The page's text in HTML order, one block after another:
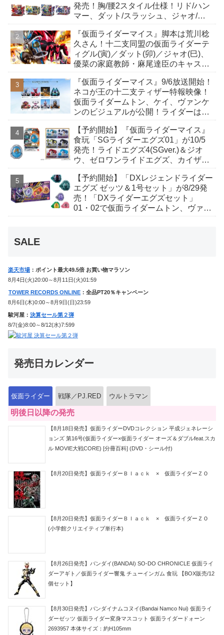
発売！胸/腰2スタイル仕様！リド/ハン
マー、ダット/スラッシュ、ジャオ/バ
も！
『仮面ライダーマイス』脚本は荒川稔
久さん！十二支同盟の仮面ライダーテ
ィグル(寅)／ダット(卯)／ジャオ(巳)、
優菜の家庭教師・麻尾達臣のキャスト
んも変身！
『仮面ライダーマイス』9/6放送開始！
ネコが王の十二支ティザー特報映像！
仮面ライダームトン、ケイ、ヴァンケ
ンのビジュアルが公開！ライダーは子
【予約開始】『仮面ライダーマイス』
食玩「SGライダーエグズ01」が10/5
発売！ライドエグズ4(SGver.)＆ジオ
ウ、ゼロワンライドエグズ、カイザ、
【予約開始】「DXレジェンドライダー
エグズ ゼッツ＆1号セット」が8/29発
売！「DXライダーエグズセット」
01・02で仮面ライダームトン、ヴァン
SALE
楽天市場 ：ポイント最大49.5倍 お買い物マラソン
8月4日(火)20:00～8月11日(火)01:59
TOWER RECORDS ONLINE ：全品PT20％キャンペーン
8月6日(木)0:00～8月9日(日)23:59
駿河屋： 決算セール第２弾
8/7(金)8:00～8/12(水)7:599
発売日カレンダー
仮面ライダー 戦隊／PJ.RED ウルトラマン
明後日以降の発売
【8月18日発売】仮面ライダーDVDコレクション 平成ジェネレーシ
ョンズ 第16号(仮面ライダー×仮面ライダー オーズ＆ダブルfeat.スカ
ル MOVIE大戦CORE) [分冊百科] (DVD・シール付)
【8月20日発売】仮面ライダーＢｌａｃｋ × 仮面ライダーＺＯ
【8月20日発売】仮面ライダーＢｌａｃｋ × 仮面ライダーＺＯ
(小学館クリエイティブ単行本)
【8月26日発売】バンダイ(BANDAI) SO-DO CHRONICLE 仮面ライ
ダーアギト／仮面ライダー響鬼 チューインガム 食玩 【BOX販売/12
個セット】
【8月30日発売】バンダイナムコヌイ(Bandai Namco Nui) 仮面ライ
ダーゼッツ 仮面ライダー変身マスコット 仮面ライダードォーン
2693957 本体サイズ：約H105mm